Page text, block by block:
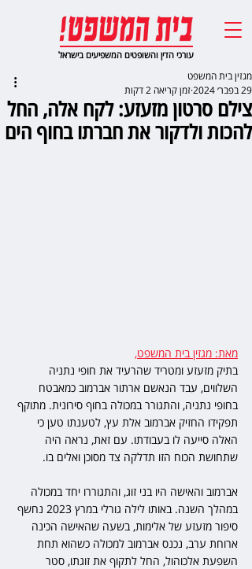
עורכי הדין והשופטים המשפיעים בישראל
צילם סרטון מזעזע: לקח אלה, החל
להכות ולדקור את חברתו בחוף הים
מגזין בית המשפט
29 בפבר׳ 2024
זמן קריאה 2 דקות
מאת: מגזין בית המשפט,
בתיק מזעזע ומטריד שהרעיד את חופי נתניה
השלווים, עבד הנאשם ארתור אברמוב כמאבטח
בחופי נתניה, והתגורר במכולה בחוף סירונית. מתוקף
תפקידו החזיק אברמוב אלת עץ, לטענתו טען כי
האלה סייעה לו בעבודתו. עם זאת, נראה היה
שתחושת הכוח הזו תדלקה צד מסוכן ואלים בו.
אברמוב והאישה היו בני זוג, והתגוררו יחד במכולה
במהלך השנה. באותו לילה גורלי במרץ 2023 נחשף
סיפור מזעזע של אלימות, בשעה שהאישה הכינה
ארוחת ערב, נכנס אברמוב למכולה כשהוא תחת
השפעת אלכוהול, החל לתקוף את זוגתו, סטר